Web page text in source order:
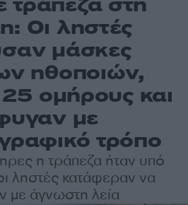
τράπεζα στη
Οι ληστές
μάσκες
ηθοποιών,
ομήρους και
με
τρόπο
η τράπεζα ήταν υπό
ληστές κατάφεραν να
με άγνωστη λεία